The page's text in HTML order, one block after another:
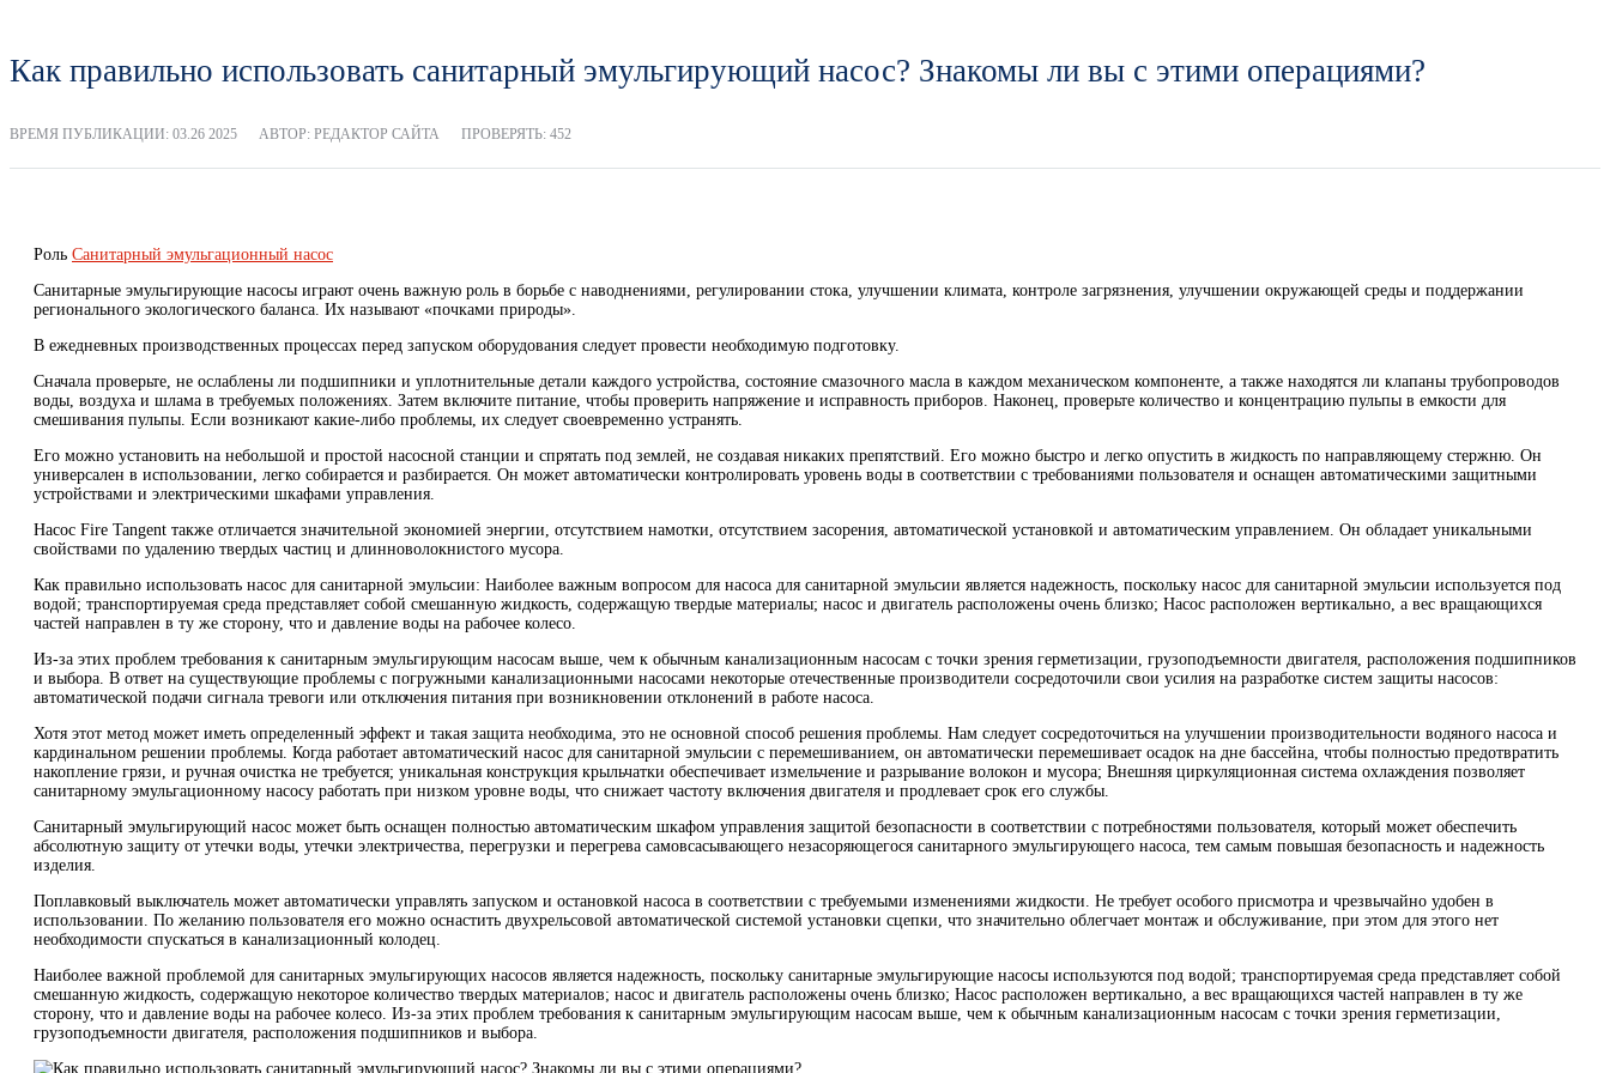
Как правильно использовать санитарный эмульгирующий насос? Знакомы ли вы с этими операциями?
ВРЕМЯ ПУБЛИКАЦИИ: 03.26 2025 АВТОР: РЕДАКТОР САЙТА ПРОВЕРЯТЬ: 452
Роль Санитарный эмульгационный насос
Санитарные эмульгирующие насосы играют очень важную роль в борьбе с наводнениями, регулировании стока, улучшении климата, контроле загрязнения, улучшении окружающей среды и поддержании
регионального экологического баланса. Их называют «почками природы».
В ежедневных производственных процессах перед запуском оборудования следует провести необходимую подготовку.
Сначала проверьте, не ослаблены ли подшипники и уплотнительные детали каждого устройства, состояние смазочного масла в каждом механическом компоненте, а также находятся ли клапаны трубопроводов
воды, воздуха и шлама в требуемых положениях. Затем включите питание, чтобы проверить напряжение и исправность приборов. Наконец, проверьте количество и концентрацию пульпы в емкости для
смешивания пульпы. Если возникают какие-либо проблемы, их следует своевременно устранять.
Его можно установить на небольшой и простой насосной станции и спрятать под землей, не создавая никаких препятствий. Его можно быстро и легко опустить в жидкость по направляющему стержню. Он
универсален в использовании, легко собирается и разбирается. Он может автоматически контролировать уровень воды в соответствии с требованиями пользователя и оснащен автоматическими защитными
устройствами и электрическими шкафами управления.
Насос Fire Tangent также отличается значительной экономией энергии, отсутствием намотки, отсутствием засорения, автоматической установкой и автоматическим управлением. Он обладает уникальными
свойствами по удалению твердых частиц и длинноволокнистого мусора.
Как правильно использовать насос для санитарной эмульсии: Наиболее важным вопросом для насоса для санитарной эмульсии является надежность, поскольку насос для санитарной эмульсии используется под
водой; транспортируемая среда представляет собой смешанную жидкость, содержащую твердые материалы; насос и двигатель расположены очень близко; Насос расположен вертикально, а вес вращающихся
частей направлен в ту же сторону, что и давление воды на рабочее колесо.
Из-за этих проблем требования к санитарным эмульгирующим насосам выше, чем к обычным канализационным насосам с точки зрения герметизации, грузоподъемности двигателя, расположения подшипников
и выбора. В ответ на существующие проблемы с погружными канализационными насосами некоторые отечественные производители сосредоточили свои усилия на разработке систем защиты насосов:
автоматической подачи сигнала тревоги или отключения питания при возникновении отклонений в работе насоса.
Хотя этот метод может иметь определенный эффект и такая защита необходима, это не основной способ решения проблемы. Нам следует сосредоточиться на улучшении производительности водяного насоса и
кардинальном решении проблемы. Когда работает автоматический насос для санитарной эмульсии с перемешиванием, он автоматически перемешивает осадок на дне бассейна, чтобы полностью предотвратить
накопление грязи, и ручная очистка не требуется; уникальная конструкция крыльчатки обеспечивает измельчение и разрывание волокон и мусора; Внешняя циркуляционная система охлаждения позволяет
санитарному эмульгационному насосу работать при низком уровне воды, что снижает частоту включения двигателя и продлевает срок его службы.
Санитарный эмульгирующий насос может быть оснащен полностью автоматическим шкафом управления защитой безопасности в соответствии с потребностями пользователя, который может обеспечить
абсолютную защиту от утечки воды, утечки электричества, перегрузки и перегрева самовсасывающего незасоряющегося санитарного эмульгирующего насоса, тем самым повышая безопасность и надежность
изделия.
Поплавковый выключатель может автоматически управлять запуском и остановкой насоса в соответствии с требуемыми изменениями жидкости. Не требует особого присмотра и чрезвычайно удобен в
использовании. По желанию пользователя его можно оснастить двухрельсовой автоматической системой установки сцепки, что значительно облегчает монтаж и обслуживание, при этом для этого нет
необходимости спускаться в канализационный колодец.
Наиболее важной проблемой для санитарных эмульгирующих насосов является надежность, поскольку санитарные эмульгирующие насосы используются под водой; транспортируемая среда представляет собой
смешанную жидкость, содержащую некоторое количество твердых материалов; насос и двигатель расположены очень близко; Насос расположен вертикально, а вес вращающихся частей направлен в ту же
сторону, что и давление воды на рабочее колесо. Из-за этих проблем требования к санитарным эмульгирующим насосам выше, чем к обычным канализационным насосам с точки зрения герметизации,
грузоподъемности двигателя, расположения подшипников и выбора.